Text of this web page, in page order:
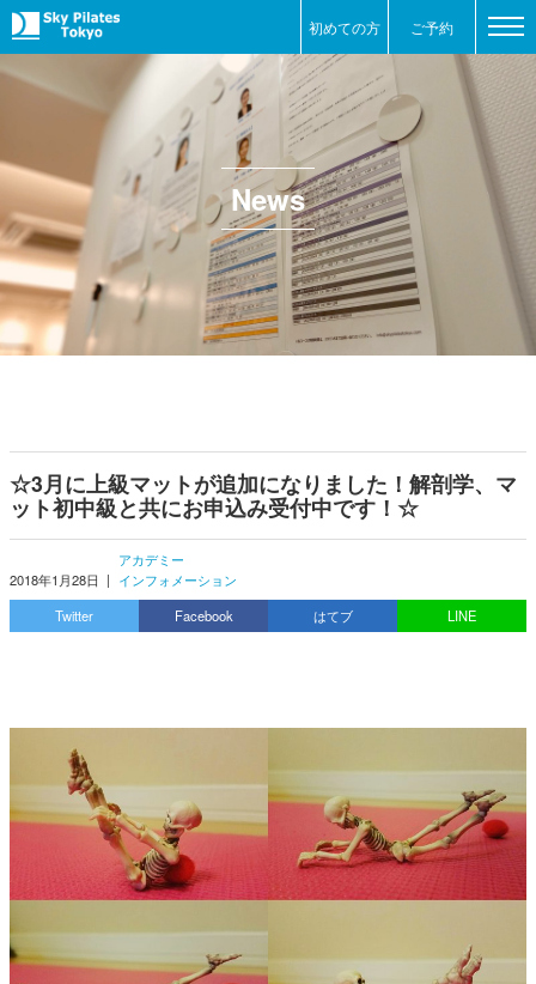
初めての方 ご予約
News
☆3月に上級マットが追加になりました！解剖学、マ
ット初中級と共にお申込み受付中です！☆
2018年1月28日 |
アカデミー
インフォメーション
Twitter
Facebook はてブ LINE